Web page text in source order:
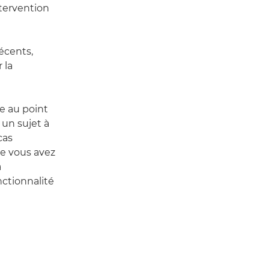
la
au point
sujet à
vous avez